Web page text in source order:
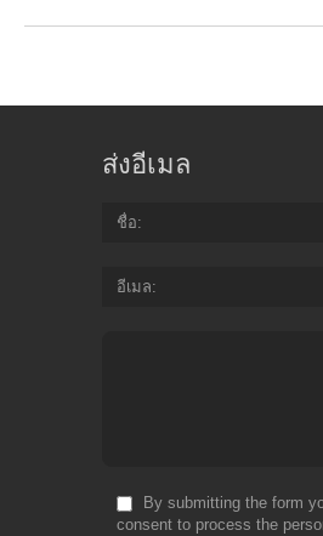
ส่งอีเมล
ชื่อ
อีเมล
By submitting the form
consent to process the